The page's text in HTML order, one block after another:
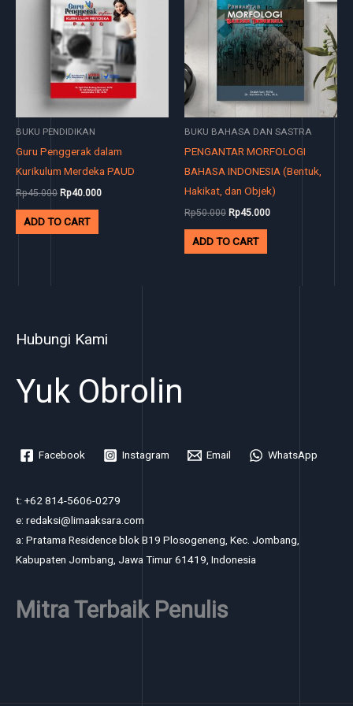
BUKU PENDIDIKAN
Guru Penggerak dalam
Kurikulum Merdeka PAUD
Rp45.000
Rp45.000.
Rp40.000
Rp40.000.
ADD TO CART
BUKU BAHASA DAN SASTRA
PENGANTAR MORFOLOGI
BAHASA INDONESIA (Bentuk,
Hakikat, dan Objek)
Rp50.000
Rp50.000.
Rp45.000
Rp45.000.
ADD TO CART
Hubungi Kami
Yuk Obrolin
Facebook Instagram Email WhatsApp
t: +62 814-5606-0279
e: redaksi@limaaksara.com
a: Pratama Residence blok B19 Plosogeneng, Kec. Jombang,
Kabupaten Jombang, Jawa Timur 61419, Indonesia
Mitra Terbaik Penulis